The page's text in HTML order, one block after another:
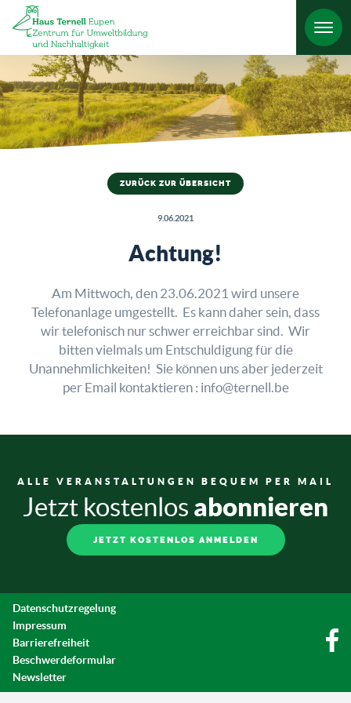
ZURÜCK ZUR ÜBERSICHT
9.06.2021
Achtung!
Am Mittwoch, den 23.06.2021 wird unsere
Telefonanlage umgestellt. Es kann daher sein, dass
wir telefonisch nur schwer erreichbar sind. Wir
bitten vielmals um Entschuldigung für die
Unannehmlichkeiten! Sie können uns aber jederzeit
per Email kontaktieren : info@ternell.be
ALLE VERANSTALTUNGEN BEQUEM PER MAIL
Jetzt kostenlos abonnieren
JETZT KOSTENLOS ANMELDEN
Datenschutzregelung
Impressum
Barrierefreiheit
Beschwerdeformular
Newsletter